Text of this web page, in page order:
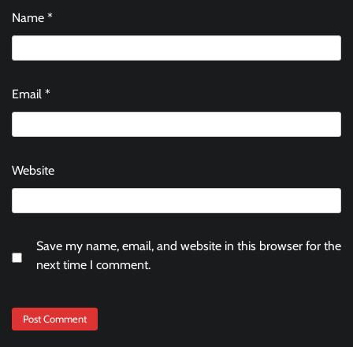
Name *
Email *
Website
Save my name, email, and website in this browser for the
next time I comment.